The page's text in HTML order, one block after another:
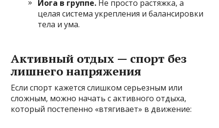
Йога в группе. Не просто растяжка, а
целая система укрепления и балансировки
тела и ума.
Активный отдых — спорт без
лишнего напряжения
Если спорт кажется слишком серьезным или
сложным, можно начать с активного отдыха,
который постепенно «втягивает» в движение: